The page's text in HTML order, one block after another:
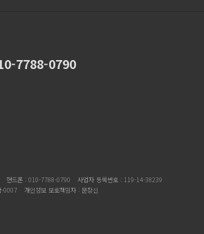
7788-0790
핸드폰 : 010-7788-0790
사업자 등록번호 : 119-14-38239
-0007
개인정보 보호책임자 : 문창신